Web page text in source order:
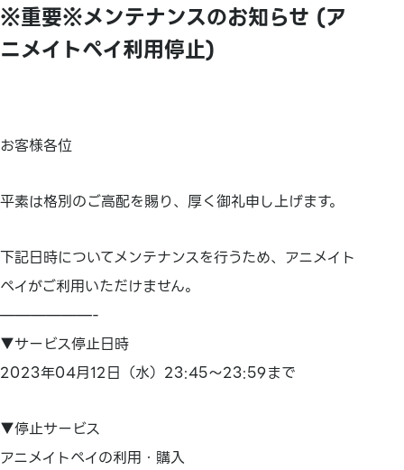
※重要※メンテナンスのお知らせ (ア
ニメイトペイ利用停止)
お客様各位
平素は格別のご高配を賜り、厚く御礼申し上げます。
下記日時についてメンテナンスを行うため、アニメイト
ペイがご利用いただけません。
——————-
▼サービス停止日時
2023年04月12日（水）23:45～23:59まで
▼停止サービス
アニメイトペイの利用・購入